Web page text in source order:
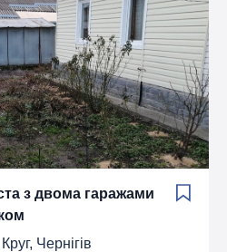
з двома гаражами
Чернігів